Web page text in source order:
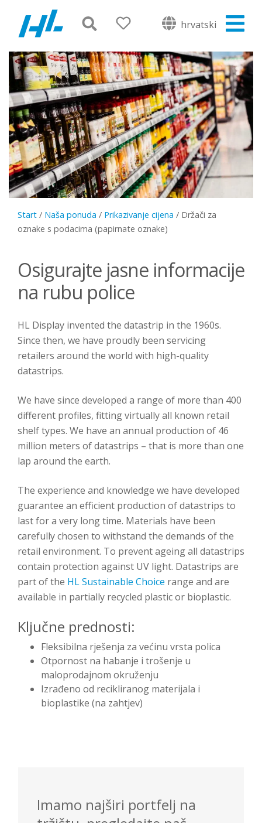
hrvatski
Start / Naša ponuda / Prikazivanje cijena / Držači za
oznake s podacima (papirnate oznake)
Osigurajte jasne informacije
na rubu police
HL Display invented the datastrip in the 1960s.
Since then, we have proudly been servicing
retailers around the world with high-quality
datastrips.
We have since developed a range of more than 400
different profiles, fitting virtually all known retail
shelf types. We have an annual production of 46
million meters of datastrips – that is more than one
lap around the earth.
The experience and knowledge we have developed
guarantee an efficient production of datastrips to
last for a very long time. Materials have been
carefully chosen to withstand the demands of the
retail environment. To prevent ageing all datastrips
contain protection against UV light. Datastrips are
part of the HL Sustainable Choice range and are
available in partially recycled plastic or bioplastic.
Ključne prednosti:
Fleksibilna rješenja za većinu vrsta polica
Otpornost na habanje i trošenje u
maloprodajnom okruženju
Izrađeno od recikliranog materijala i
bioplastike (na zahtjev)
Imamo najširi portfelj na